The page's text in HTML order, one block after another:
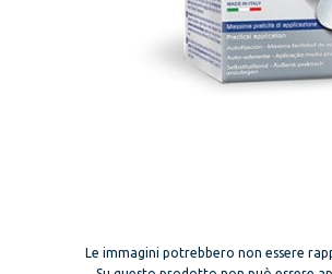
Le immagini potrebbero non essere